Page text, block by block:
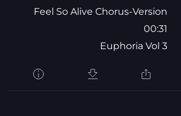
Feel So Alive Chorus-Version
00:31
Euphoria Vol 3